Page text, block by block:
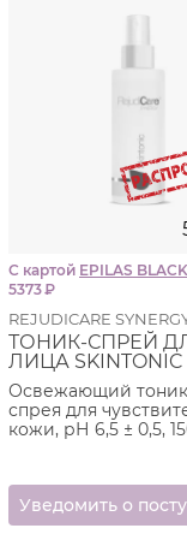
С картой EPILAS BLACK
5373₽
REJUDICARE
ТОНИК-СПРЕЙ
ЛИЦА SKINTONIC
Освежающий
спрея для
кожи, рН 6,5 ± 0,5,